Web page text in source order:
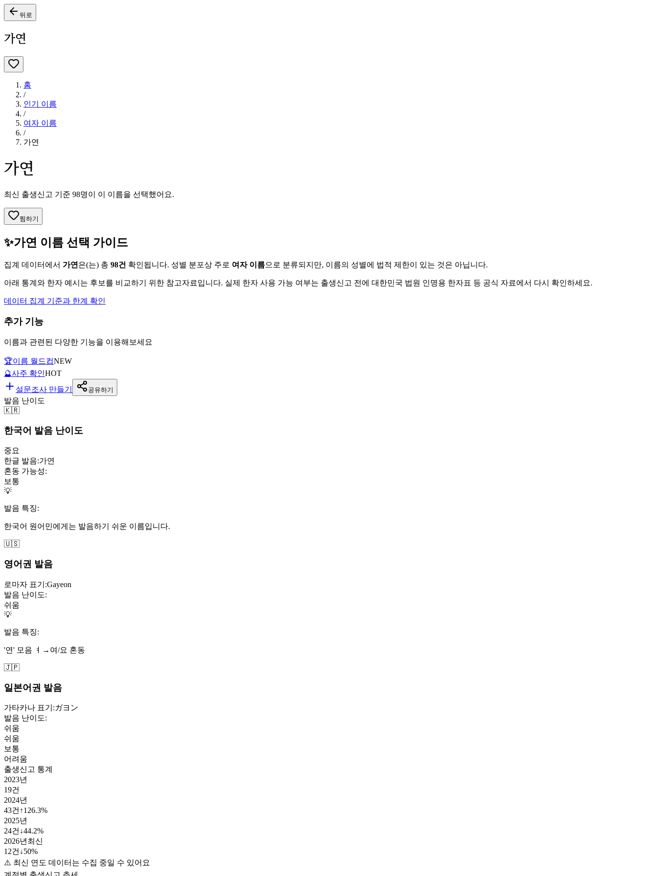
뒤로
가연
홈
/
인기 이름
/
여자 이름
/
가연
가연
최신 출생신고 기준 98명이 이 이름을 선택했어요.
찜하기
✨가연 이름 선택 가이드
집계 데이터에서 가연 은(는) 총 98건 확인됩니다. 성별 분포상 주로 여자이름으로 분류되지만, 이름의 성별에 법적 제한이 있는 것은 아닙니다.
아래 통계와 한자 예시는 후보를 비교하기 위한 참고자료입니다. 실제 한자 사용 가능 여부는 출생신고 전에 대한민국 법원 인명용 한자표 등 공식 자료에서 다시 확인하세요.
데이터 집계 기준과 한계 확인
추가 기능
이름과 관련된 다양한 기능을 이용해보세요
🏆이름 월드컵NEW
🔮사주 확인HOT
설문조사 만들기
공유하기
발음 난이도
🇰🇷
한국어 발음 난이도
중요
한글 발음:가연
혼동 가능성:
보통
💡
발음 특징:
한국어 원어민에게는 발음하기 쉬운 이름입니다.
🇺🇸
영어권 발음
로마자 표기:Gayeon
발음 난이도:
쉬움
💡
발음 특징:
'연' 모음 ㅕ→여/요 혼동
🇯🇵
일본어권 발음
가타카나 표기:ガヨン
발음 난이도:
쉬움
쉬움
보통
어려움
출생신고 통계
2023년
19건
2024년
43건 ↑126.3%
2025년
24건 ↓44.2%
2026년 최신
12건 ↓50%
⚠️ 최신 연도 데이터는 수집 중일 수 있어요